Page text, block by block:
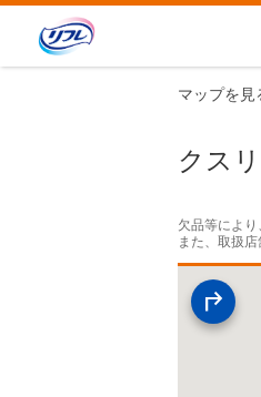
マップを見
クス
欠品等によ
また、取扱